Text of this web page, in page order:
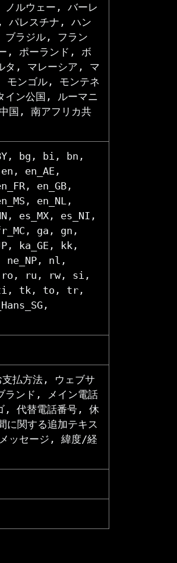
ルウェー, バーレ
パレスチナ, ハン
ラジル, フラン
, ポーランド, ボ
タ, マレーシア, マ
ンゴル, モンテネ
ン公国, ルーマニ
国, 南アフリカ共
bg, bi, bn,
en_AE,
en_GB,
en_NL,
es_MX, es_NI,
ga, gn,
ka_GE, kk,
nl,
ro, ru, rw, si,
ti, tk, to, tr,
払方法, ウェブサ
ンド, メイン電話
, 代替電話番号, 休
関する追加テキス
ッセージ, 緯度/経